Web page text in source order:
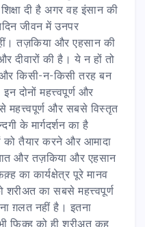
दी है अगर वह इंसान की
जीवन में उनपर
तज़किया और एहसान की
दीवारों की है। ये न हों तो
किसी-न-किसी तरह बन
दोनों महत्त्वपूर्ण और
महत्त्वपूर्ण और सबसे विस्तृत
के मार्गदर्शन का है
तैयार करने और आमादा
और तज़किया और एहसान
का कार्यक्षेत्र पूरे मानव
का सबसे महत्त्वपूर्ण
ग़लत नहीं है। इतना
फ़िक़्ह को ही शरीअत कह